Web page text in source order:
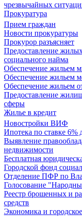
чрезвычайных
Прокуратура
Прием граждан
Новости прокуратуры
Прокурор разъясняет
Предоставление
социального найма
Обеспечение жильем
Обеспечение жильем
Обеспечение жильем
Предоставление
сферы
Жилье в кредит
Новостройки ВИФ
Ипотека по ставке
Выявление
недвижимости
Бесплатная
Городской фонд
Отделение ПФР по
Голосование
Реестр брошенных и
средств
Экономика и